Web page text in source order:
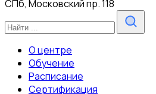
СПб, Московский пр. 118
О центре
Обучение
Расписание
Сертификация